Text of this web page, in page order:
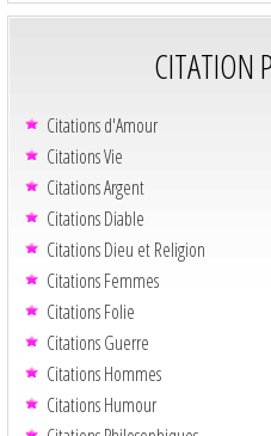
CITATION
Citations d'Amour
Citations Vie
Citations Argent
Citations Diable
Citations Dieu et Religion
Citations Femmes
Citations Folie
Citations Guerre
Citations Hommes
Citations Humour